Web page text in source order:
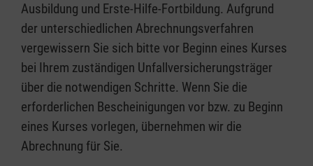
Ausbildung und Erste-Hilfe-Fortbildung. Aufgrund
der unterschiedlichen Abrechnungsverfahren
vergewissern Sie sich bitte vor Beginn eines Kurses
bei Ihrem zuständigen Unfallversicherungsträger
über die notwendigen Schritte. Wenn Sie die
erforderlichen Bescheinigungen vor bzw. zu Beginn
eines Kurses vorlegen, übernehmen wir die
Abrechnung für Sie.